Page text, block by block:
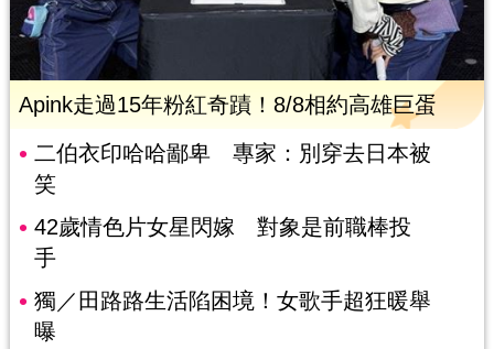
Apink走過15年粉紅奇蹟！8/8相約高雄巨蛋
二伯衣印哈哈鄙卑 專家：別穿去日本被
笑
42歲情色片女星閃嫁 對象是前職棒投
手
獨／田路路生活陷困境！女歌手超狂暖舉
曝